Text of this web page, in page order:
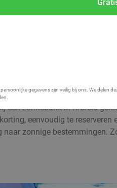
gegevens zijn veilig bij ons. We delen
zonnebank in Krefeld
eenvoudig te
zonnige bestemmingen.